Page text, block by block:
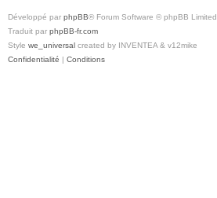
Développé par phpBB® Forum Software © phpBB Limited
Traduit par phpBB-fr.com
Style we_universal created by INVENTEA & v12mike
Confidentialité | Conditions